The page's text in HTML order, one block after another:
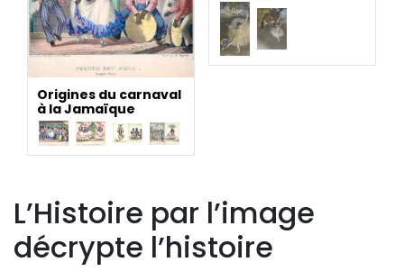
Origines du carnaval
à la Jamaïque
L’Histoire par l’image
décrypte l’histoire